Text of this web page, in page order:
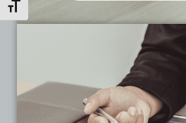
Εναλλαγή Μεγέθους Γραμμάτων